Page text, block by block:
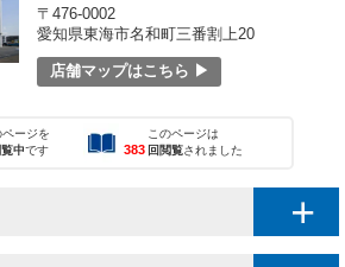
〒476-0002
愛知県東海市名和町三番割上20
店舗マップはこちら ▶
ージを
中です
このページは
383 回閲覧されました